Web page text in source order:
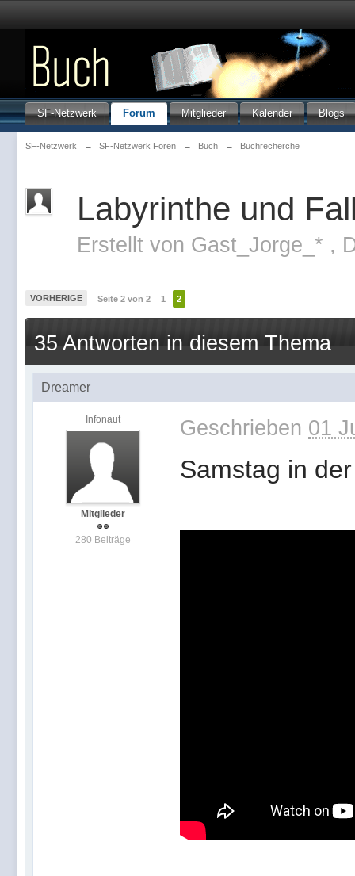
SF-Netzwerk Forum Mitglieder Kalender Blogs
SF-Netzwerk → SF-Netzwerk Foren → Buch → Buchrecherche
Labyrinthe und
Erstellt von Gast_Jorge_* ,
VORHERIGE Seite 2 von 2 1 2
35 Antworten in diesem Thema
Dreamer
Infonaut
Mitglieder
280 Beiträge
Geschrieben 01
Samstag in